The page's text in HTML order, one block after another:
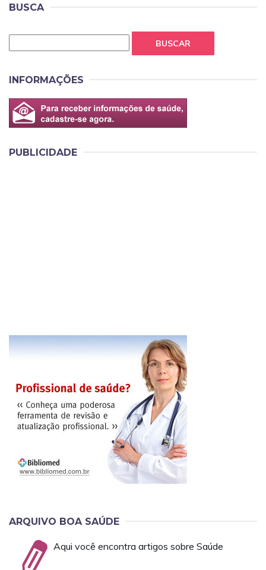
BUSCA
BUSCAR
INFORMAÇÕES
PUBLICIDADE
ARQUIVO BOA SAÚDE
Aqui você encontra artigos sobre Saúde